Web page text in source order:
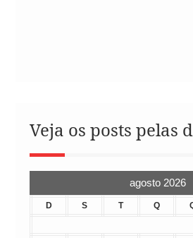
Veja os posts pelas
agosto 2026
D S T Q